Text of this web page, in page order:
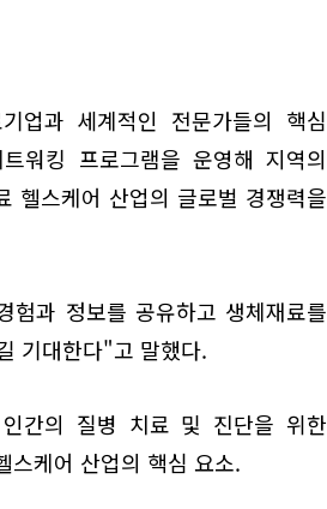
업과 세계적인 전문가들의 핵심
워킹 프로그램을 운영해 지역의
헬스케어 산업의 글로벌 경쟁력을
과 정보를 공유하고 생체재료를
기대한다"고 말했다.
간의 질병 치료 및 진단을 위한
스케어 산업의 핵심 요소.